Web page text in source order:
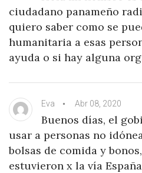
ciudadano panameño
quiero saber como se
humanitaria a esas
ayuda o si hay alguna
Eva Abr 08, 2020
Buenos días, el
usar a personas no
bolsas de comida y
estuvieron x la vía